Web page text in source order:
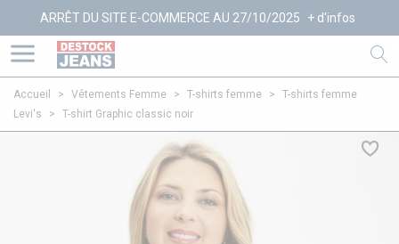
DU SITE E-COMMERCE AU 27/10/2025 + d'infos
Accueil > Vêtements Femme > T-shirts femme >
T-shirts femme
Levi's
> T-shirt Graphic classic noir